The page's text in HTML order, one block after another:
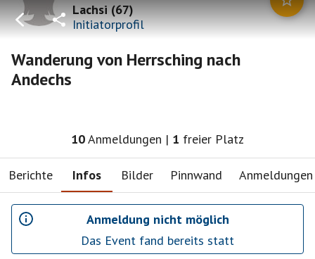
Lachsi(67)
Initiatorprofil
Wanderung von Herrsching nach
Andechs
10Anmeldungen | 1 freier Platz
Berichte Infos Bilder Pinnwand Anmeldungen
Anmeldung nicht möglich
Das Event fand bereits statt